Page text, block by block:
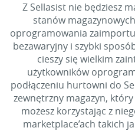
Z Sellasist nie będziesz
stanów
oprogramowania
bezawaryjny i szybki
cieszy się wielkim
użytkowników
podłączeniu hurtowni do
zewnętrzny magazyn,
możesz korzystając z
marketplace’ach takich